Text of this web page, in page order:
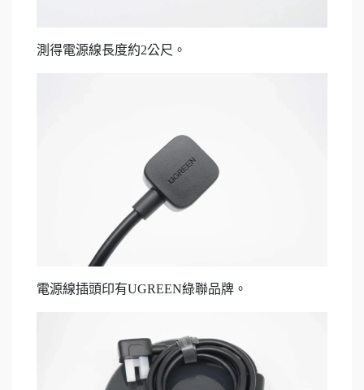
測得電源線長度約2公尺。
電源線插頭印有UGREEN綠聯品牌。